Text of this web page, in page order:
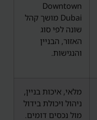
Downtown
Dubai מושך קהל
שונה לפי סוג
האזור, הבניין
והנגישות.
מלאי, איכות בניין,
ניהול ויכולת בידול
מול נכסים דומים.